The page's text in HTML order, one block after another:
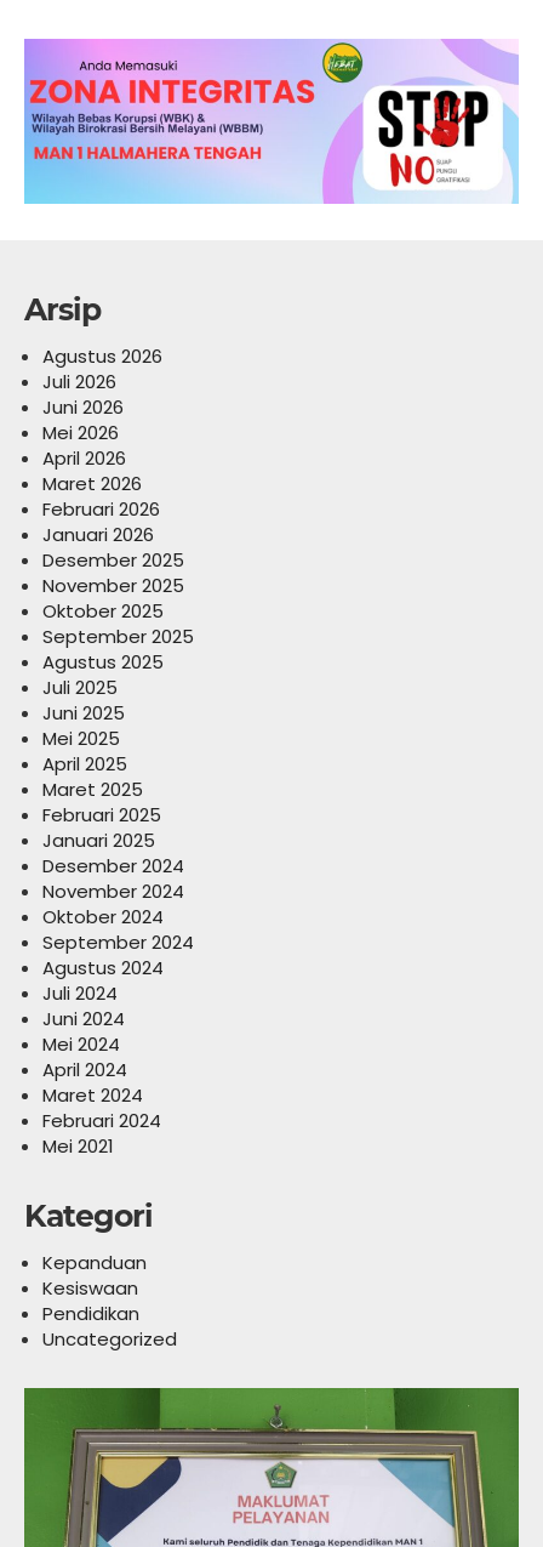
Arsip
Agustus 2026
Juli 2026
Juni 2026
Mei 2026
April 2026
Maret 2026
Februari 2026
Januari 2026
Desember 2025
November 2025
Oktober 2025
September 2025
Agustus 2025
Juli 2025
Juni 2025
Mei 2025
April 2025
Maret 2025
Februari 2025
Januari 2025
Desember 2024
November 2024
Oktober 2024
September 2024
Agustus 2024
Juli 2024
Juni 2024
Mei 2024
April 2024
Maret 2024
Februari 2024
Mei 2021
Kategori
Kepanduan
Kesiswaan
Pendidikan
Uncategorized